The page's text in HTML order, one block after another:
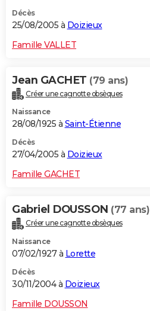
Décès
25/08/2005 à Doizieux
Famille VALLET
Jean GACHET (79 ans)
Créer une cagnotte obsèques
Naissance
28/08/1925 à Saint-Étienne
Décès
27/04/2005 à Doizieux
Famille GACHET
Gabriel DOUSSON (77 ans)
Créer une cagnotte obsèques
Naissance
07/02/1927 à Lorette
Décès
30/11/2004 à Doizieux
Famille DOUSSON